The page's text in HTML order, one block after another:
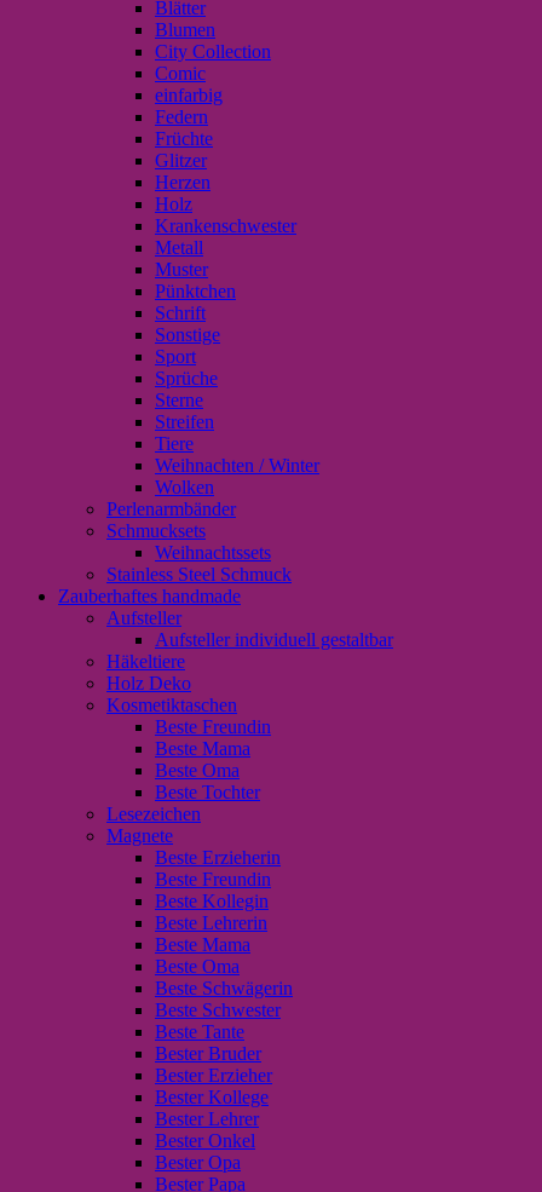
Blätter
Blumen
City Collection
Comic
einfarbig
Federn
Früchte
Glitzer
Herzen
Holz
Krankenschwester
Metall
Muster
Pünktchen
Schrift
Sonstige
Sport
Sprüche
Sterne
Streifen
Tiere
Weihnachten / Winter
Wolken
Perlenarmbänder
Schmucksets
Weihnachtssets
Stainless Steel Schmuck
Zauberhaftes handmade
Aufsteller
Aufsteller individuell gestaltbar
Häkeltiere
Holz Deko
Kosmetiktaschen
Beste Freundin
Beste Mama
Beste Oma
Beste Tochter
Lesezeichen
Magnete
Beste Erzieherin
Beste Freundin
Beste Kollegin
Beste Lehrerin
Beste Mama
Beste Oma
Beste Schwägerin
Beste Schwester
Beste Tante
Bester Bruder
Bester Erzieher
Bester Kollege
Bester Lehrer
Bester Onkel
Bester Opa
Bester Papa